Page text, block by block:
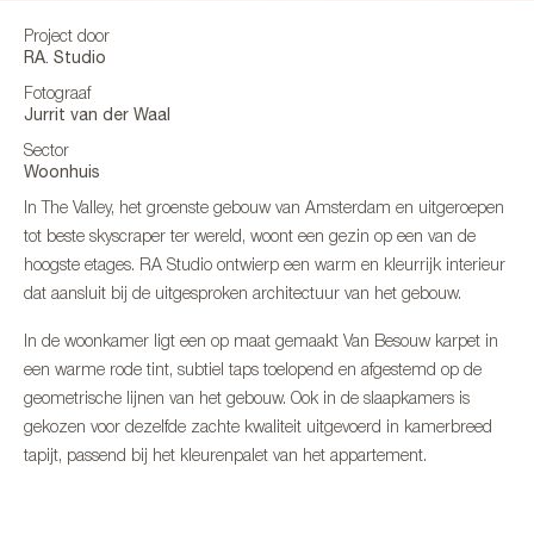
In The Valley, het groenste gebouw van Amsterdam en uitgeroepen
tot beste skyscraper ter wereld, woont een gezin op een van de
hoogste etages. RA Studio ontwierp een warm en kleurrijk interieur
dat aansluit bij de uitgesproken architectuur van het gebouw.
In de woonkamer ligt een op maat gemaakt Van Besouw karpet in
een warme rode tint, subtiel taps toelopend en afgestemd op de
geometrische lijnen van het gebouw. Ook in de slaapkamers is
gekozen voor dezelfde zachte kwaliteit uitgevoerd in kamerbreed
tapijt, passend bij het kleurenpalet van het appartement.
Project door
RA. Studio
Fotograaf
Jurrit van der Waal
Sector
Woonhuis